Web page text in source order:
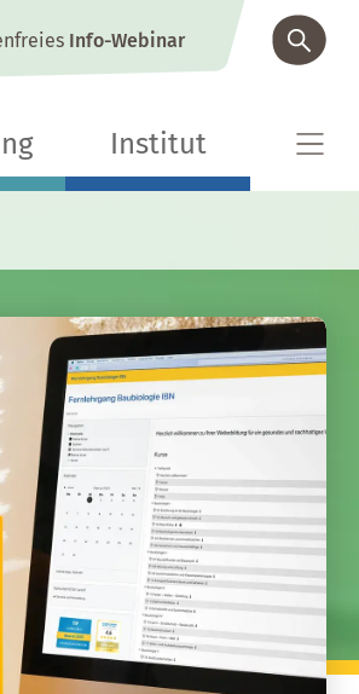
Info-Webinar
Institut